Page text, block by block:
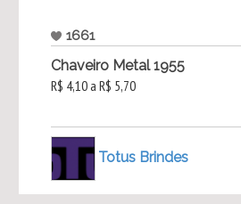
1661
Chaveiro Metal 1955
R$ 4,10 a R$ 5,70
Totus Brindes